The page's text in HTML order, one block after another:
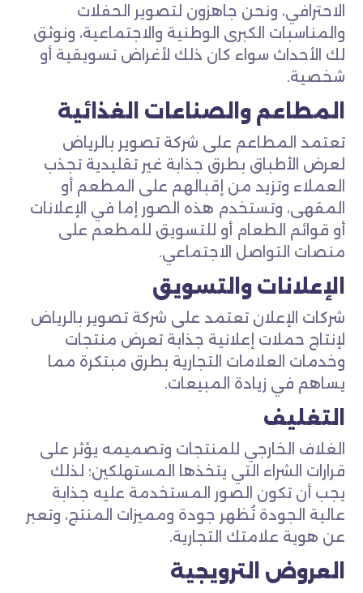
الاحترافي، ونحن جاهزون لتصوير الحفلات
والمناسبات الكبرى الوطنية والاجتماعية، ونوثق
لك الأحداث سواء كان ذلك لأغراض تسويقية أو
شخصية.
المطاعم والصناعات الغذائية
تعتمد المطاعم على شركة تصوير بالرياض
لعرض الأطباق بطرق جذابة غير تقليدية تجذب
العملاء وتزيد من إقبالهم على المطعم أو
المقهى، وتستخدم هذه الصور إما في الإعلانات
أو قوائم الطعام أو للتسويق للمطعم على
منصات التواصل الاجتماعي.
الإعلانات والتسويق
شركات الإعلان تعتمد على شركة تصوير بالرياض
لإنتاج حملات إعلانية جذابة تعرض منتجات
وخدمات العلامات التجارية بطرق مبتكرة مما
يساهم في زيادة المبيعات.
التغليف
الغلاف الخارجي للمنتجات وتصميمه يؤثر على
قرارات الشراء التي يتخذها المستهلكين؛ لذلك
يجب أن تكون الصور المستخدمة عليه جذابة
عالية الجودة تُظهر جودة ومميزات المنتج، وتعبر
عن هوية علامتك التجارية.
العروض الترويجية